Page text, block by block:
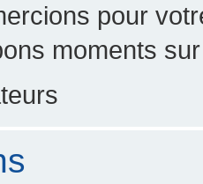
pour
moments